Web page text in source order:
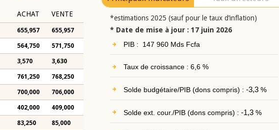
ACHAT VENTE
655,957 655,957
564,750 571,750
3,570 3,630
761,250 768,250
700,000 706,000
402,000 409,000
83,250 85,000
*estimations 2025 (sauf pour le taux d’inflation)
* Date de mise à jour : 17 juin 2026
PIB : 147 960 Mds Fcfa
Taux de croissance : 6,6 %
Solde budgétaire/PIB (dons compris) : -3,3%
Solde ext. cour./PIB (dons compris) : -1,3%